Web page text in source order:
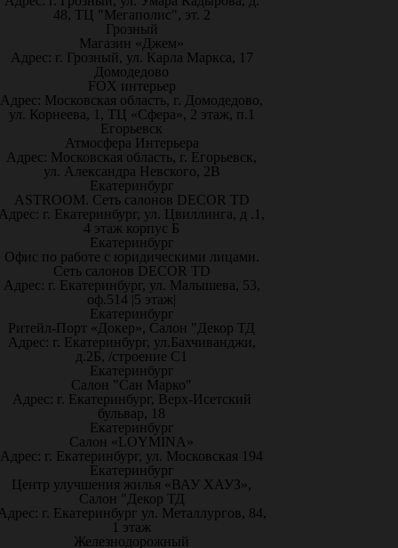
48, ТЦ "Мегаполис", эт. 2
Грозный
Магазин «Джем»
Адрес: г. Грозный, ул. Карла Маркса, 17
Домодедово
FOX интерьер
Адрес: Московская область, г. Домодедово,
ул. Корнеева, 1, ТЦ «Сфера», 2 этаж, п.1
Егорьевск
Атмосфера Интерьера
Адрес: Московская область, г. Егорьевск,
ул. Александра Невского, 2В
Екатеринбург
ASTROOM. Сеть салонов DECOR TD
г. Екатеринбург, ул. Цвиллинга, д .1,
4 этаж корпус Б
Екатеринбург
Офис по работе с юридическими лицами.
Сеть салонов DECOR TD
Адрес: г. Екатеринбург, ул. Малышева, 53,
оф.514 |5 этаж|
Екатеринбург
Ритейл-Порт «Докер», Салон "Декор ТД
Адрес: г. Екатеринбург, ул.Бахчиванджи,
д.2Б, /строение С1
Екатеринбург
Салон "Сан Марко"
Адрес: г. Екатеринбург, Верх-Исетский
бульвар, 18
Екатеринбург
Салон «LOYMINA»
Адрес: г. Екатеринбург, ул. Московская 194
Екатеринбург
Центр улучшения жилья «ВАУ ХАУЗ»,
Салон "Декор ТД
г. Екатеринбург ул. Металлургов, 84,
1 этаж
Железнодорожный